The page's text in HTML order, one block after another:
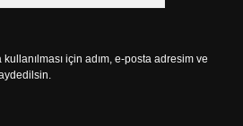
için adım, e-posta adresim ve